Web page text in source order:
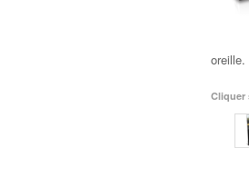
oreille.
Cliquer